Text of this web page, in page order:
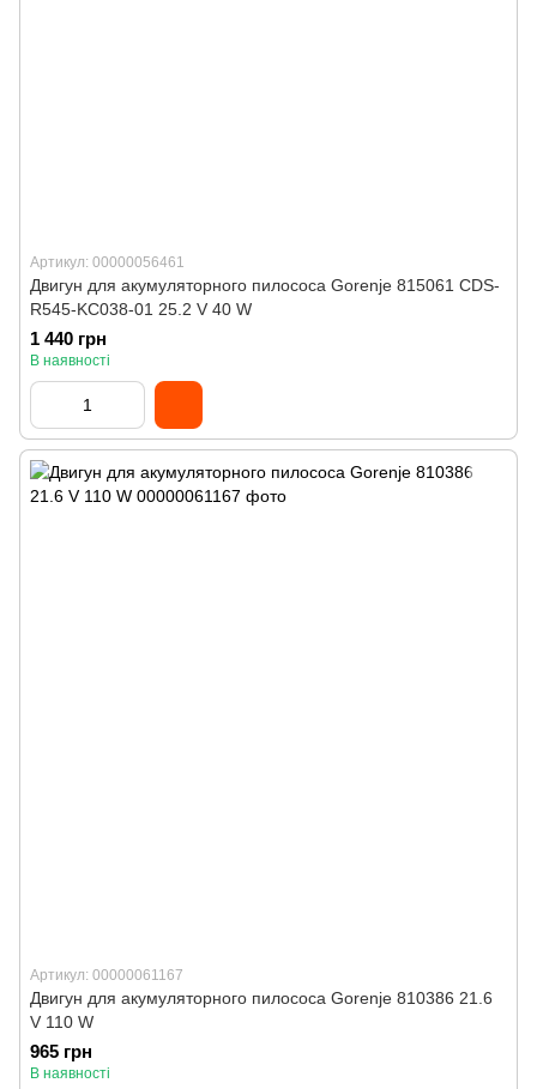
Артикул: 00000056461
Двигун для акумуляторного пилососа Gorenje 815061 CDS-
R545-KC038-01 25.2 V 40 W
1 440 грн
В наявності
Артикул: 00000061167
Двигун для акумуляторного пилососа Gorenje 810386 21.6
V 110 W
965 грн
В наявності